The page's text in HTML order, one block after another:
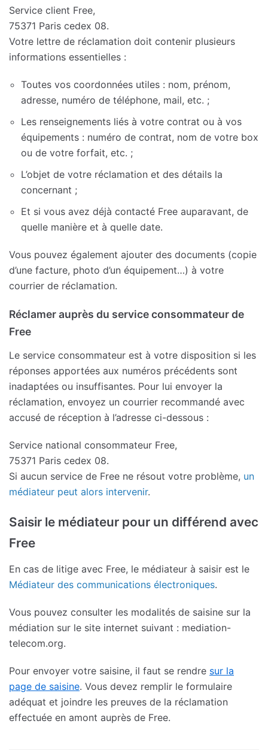
Service client Free,
75371 Paris cedex 08.
Votre lettre de réclamation doit contenir plusieurs
informations essentielles :
Toutes vos coordonnées utiles : nom, prénom,
adresse, numéro de téléphone, mail, etc. ;
Les renseignements liés à votre contrat ou à vos
équipements : numéro de contrat, nom de votre box
ou de votre forfait, etc. ;
L’objet de votre réclamation et des détails la
concernant ;
Et si vous avez déjà contacté Free auparavant, de
quelle manière et à quelle date.
Vous pouvez également ajouter des documents (copie
d’une facture, photo d’un équipement…) à votre
courrier de réclamation.
Réclamer auprès du service consommateur de
Free
Le service consommateur est à votre disposition si les
réponses apportées aux numéros précédents sont
inadaptées ou insuffisantes. Pour lui envoyer la
réclamation, envoyez un courrier recommandé avec
accusé de réception à l’adresse ci-dessous :
Service national consommateur Free,
75371 Paris cedex 08.
Si aucun service de Free ne résout votre problème, un
médiateur peut alors intervenir.
Saisir le médiateur pour un différend avec
Free
En cas de litige avec Free, le médiateur à saisir est le
Médiateur des communications électroniques.
Vous pouvez consulter les modalités de saisine sur la
médiation sur le site internet suivant : mediation-
telecom.org.
Pour envoyer votre saisine, il faut se rendre sur la
page de saisine. Vous devez remplir le formulaire
adéquat et joindre les preuves de la réclamation
effectuée en amont auprès de Free.